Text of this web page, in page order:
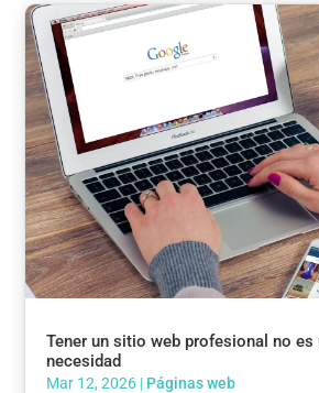
Tener un sitio web profesional no es
necesidad
Mar 12, 2026 | Páginas web